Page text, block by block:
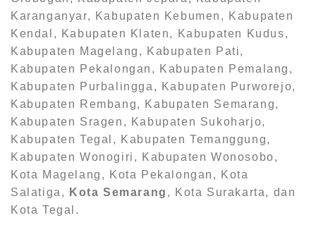
Karanganyar, Kabupaten Kebumen, Kabupaten
Kendal, Kabupaten Klaten, Kabupaten Kudus,
Kabupaten Magelang, Kabupaten Pati,
Kabupaten Pekalongan, Kabupaten Pemalang,
Kabupaten Purbalingga, Kabupaten Purworejo,
Kabupaten Rembang, Kabupaten Semarang,
Kabupaten Sragen, Kabupaten Sukoharjo,
Kabupaten Tegal, Kabupaten Temanggung,
Kabupaten Wonogiri, Kabupaten Wonosobo,
Kota Magelang, Kota Pekalongan, Kota
Salatiga,
Kota Semarang , Kota Surakarta, dan
Kota Tegal.